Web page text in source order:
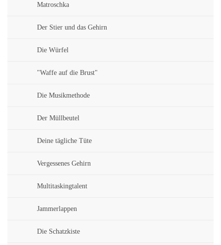
Matroschka
Der Stier und das Gehirn
Die Würfel
"Waffe auf die Brust"
Die Musikmethode
Der Müllbeutel
Deine tägliche Tüte
Vergessenes Gehirn
Multitaskingtalent
Jammerlappen
Die Schatzkiste